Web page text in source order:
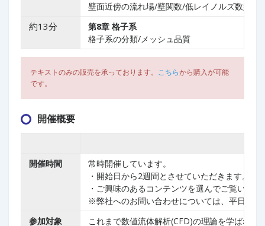
壁面近傍の流れ場/壁関数/低レイノルズ数型モ
約13分 第8章 格子系
格子系の分類/メッシュ品質
テキストのみの販売を承っております。 こちらから購入が可能
です。
開催概要
開催時間
常時開催しています。
・開始日から2週間とさせていただきます。お
・ご興味のあるコンテンツを選んでご覧いた
※弊社へのお問い合わせについては、平日
参加対象
これまで数値流体解析(CFD)の理論を学ばれた